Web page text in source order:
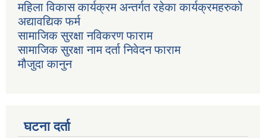
महिला विकास कार्यक्रम अन्तर्गत रहेका कार्यक्रमहरुको
अद्यावद्यिक फर्म
सामाजिक सुरक्षा नविकरण फाराम
सामाजिक सुरक्षा नाम दर्ता निवेदन फाराम
मौजुदा कानुन
घटना दर्ता